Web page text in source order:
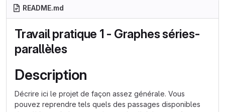
README.md
Travail pratique 1 - Graphes séries-
parallèles
Description
Décrire ici le projet de façon assez générale. Vous
pouvez reprendre tels quels des passages disponibles